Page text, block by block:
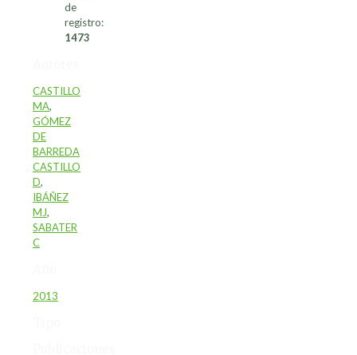
de
registro:
1473
CASTILLO
MA,
GÓMEZ
DE
BARREDA
CASTILLO
D,
IBÁÑEZ
MJ,
SABATER
C
2013